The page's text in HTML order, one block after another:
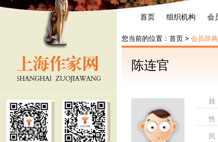
首页 组织机构 会
您当前的位置： 首页 > 会员辞典
陈连官